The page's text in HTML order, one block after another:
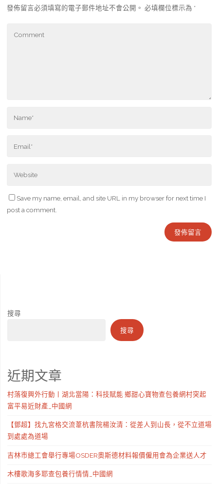
發佈留言必須填寫的電子郵件地址不會公開。 必填欄位標示為 *
Save my name, email, and site URL in my browser for next time I
post a comment.
搜尋
搜尋
近期文章
村落復興外行動丨湖北當陽：科技賦能 鄉甜心寶物查包養網村突起
富平易近財產_中國網
【鄧超】找九宮格交流葦杭書院楊汝清：從差人到山長，從不立道場
到處處為道場
吉林市總工會舉行專場OSDER奧斯德材料報價僱用會為企業送人才
木樓歌海多耶查包養行情情_中國網